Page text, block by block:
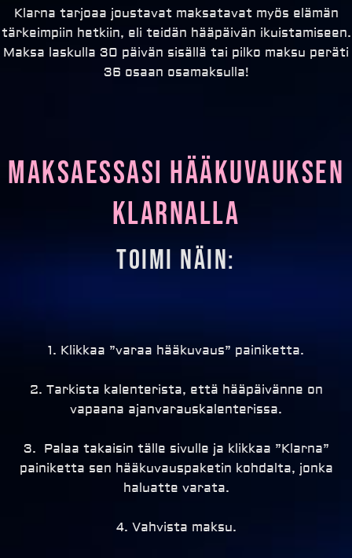
Klarna tarjoaa joustavat maksatavat myös elämän
tärkeimpiin hetkiin, eli teidän hääpäivän ikuistamiseen.
Maksa laskulla 30 päivän sisällä tai pilko maksu peräti
36 osaan osamaksulla!
Maksaessasi hääkuvauksen
klarnalla
Toimi Näin:
1. Klikkaa ”varaa hääkuvaus” painiketta.
2. Tarkista kalenterista, että hääpäivänne on
vapaana ajanvarauskalenterissa.
3. Palaa takaisin tälle sivulle ja klikkaa ”Klarna”
painiketta sen hääkuvauspaketin kohdalta, jonka
haluatte varata.
4. Vahvista maksu.